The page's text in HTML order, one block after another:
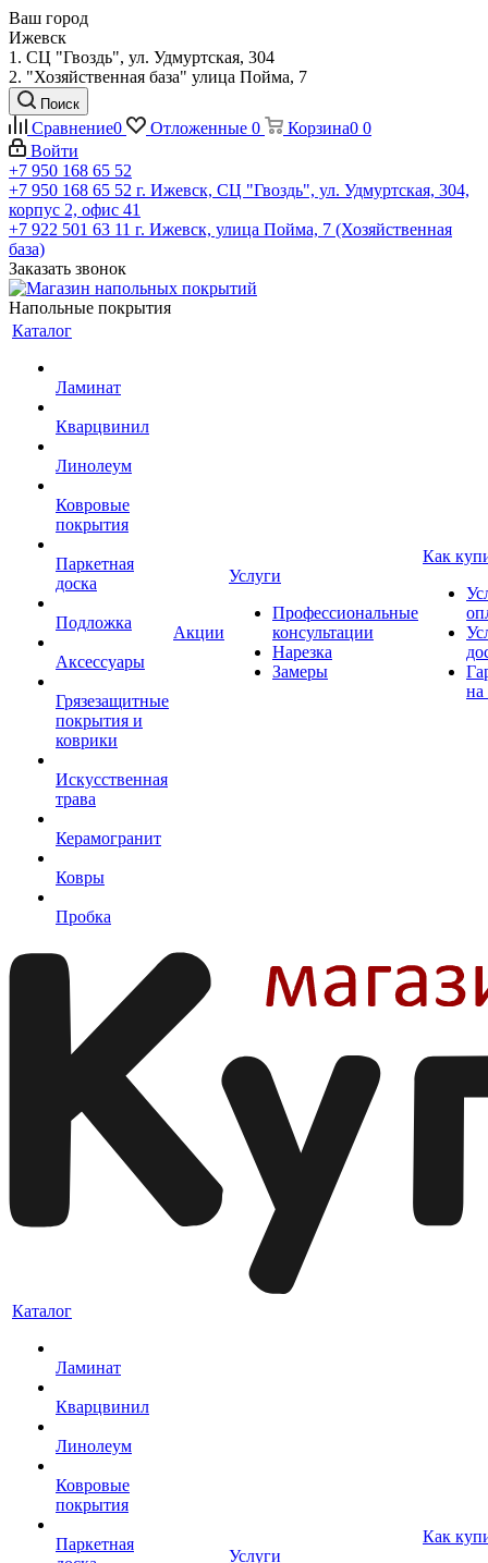
Ваш город
Ижевск
1. СЦ "Гвоздь", ул. Удмуртская, 304
2. "Хозяйственная база" улица Пойма, 7
Поиск
Сравнение0 Отложенные 0 Корзина0 0
Войти
+7 950 168 65 52
+7 950 168 65 52 г. Ижевск, СЦ "Гвоздь", ул. Удмуртская, 304,
корпус 2, офис 41
+7 922 501 63 11 г. Ижевск, улица Пойма, 7 (Хозяйственная
база)
Заказать звонок
Напольные покрытия
Каталог
Ламинат
Кварцвинил
Линолеум
Ковровые
покрытия
Паркетная
доска
Подложка
Аксессуары
Грязезащитные
покрытия и
коврики
Искусственная
трава
Керамогранит
Ковры
Пробка
Акции
Услуги
Профессиональные
консультации
Нарезка
Замеры
Как
на
Каталог
Ламинат
Кварцвинил
Линолеум
Ковровые
покрытия
Паркетная
Услуги
Как